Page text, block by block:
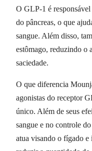
O GLP-1 é
do pâncreas, o que
sangue. Além disso,
estômago, reduzindo o
saciedade.
O que diferencia
agonistas do receptor
único. Além de seus
sangue e no controle
atua visando o fígado